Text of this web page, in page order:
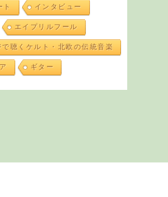
ト インタビュー
エイプリルフール
聴くケルト・北欧の伝統音楽
ギター